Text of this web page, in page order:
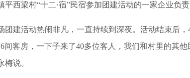
平西梁村“十二·宿”民宿参加团建活动的一家企业负责
建活动热闹非凡，一直持续到深夜。活动结束后，
间客房，一下子来了40多位客人，我们和村里的其
梅说。